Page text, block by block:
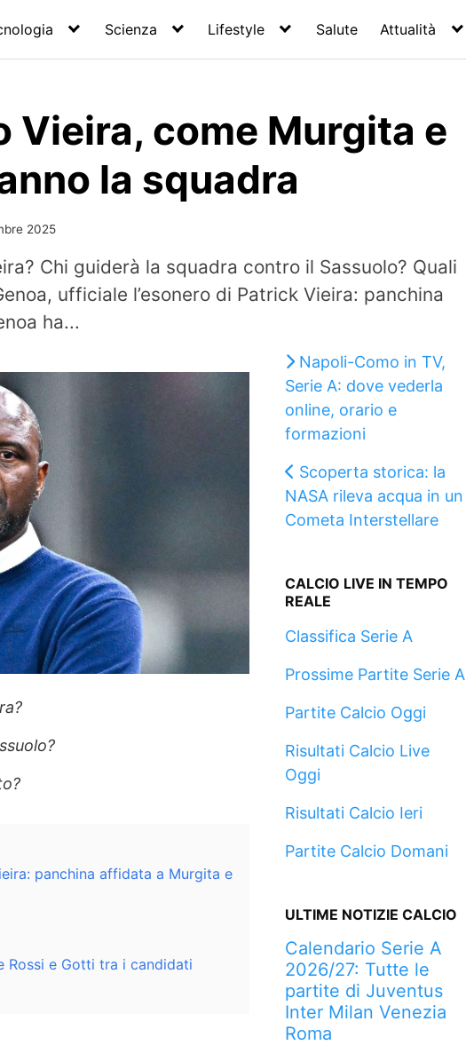
Scienza Lifestyle Salute Attualità
Vieira, come Murgita e
la squadra
2025
Chi guiderà la squadra contro il Sassuolo? Quali
ufficiale l’esonero di Patrick Vieira: panchina
ha...
panchina affidata a Murgita e
Rossi e Gotti tra i candidati
Napoli-Como in TV,
Serie A: dove vederla
online, orario e
formazioni
Scoperta storica: la
NASA rileva acqua in un
Cometa Interstellare
CALCIO LIVE IN TEMPO
REALE
Classifica Serie A
Prossime Partite Serie A
Partite Calcio Oggi
Risultati Calcio Live
Oggi
Risultati Calcio Ieri
Partite Calcio Domani
ULTIME NOTIZIE CALCIO
Calendario Serie A
2026/27: Tutte le
partite di Juventus
Inter Milan Venezia
Roma